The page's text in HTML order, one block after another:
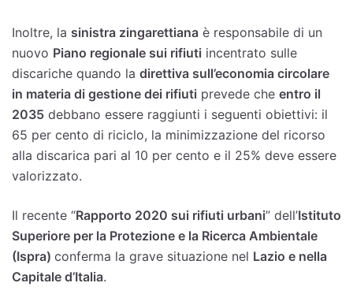
Inoltre, la sinistra zingarettiana è responsabile di un
nuovo Piano regionale sui rifiuti incentrato sulle
discariche quando la direttiva sull’economia circolare
in materia di gestione dei rifiuti prevede che entro il
2035 debbano essere raggiunti i seguenti obiettivi: il
65 per cento di riciclo, la minimizzazione del ricorso
alla discarica pari al 10 per cento e il 25% deve essere
valorizzato.
Il recente “Rapporto 2020 sui rifiuti urbani” dell’Istituto
Superiore per la Protezione e la Ricerca Ambientale
(Ispra) conferma la grave situazione nel Lazio e nella
Capitale d’Italia.